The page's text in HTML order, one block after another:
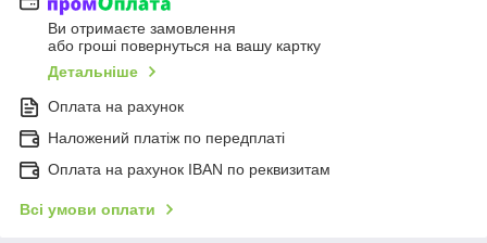
Ви отримаєте замовлення
або гроші повернуться на вашу картку
Детальніше
Оплата на рахунок
Наложений платіж по передплаті
Оплата на рахунок IBAN по реквизитам
Всі умови оплати